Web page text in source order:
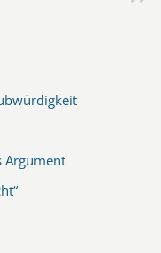
Argument